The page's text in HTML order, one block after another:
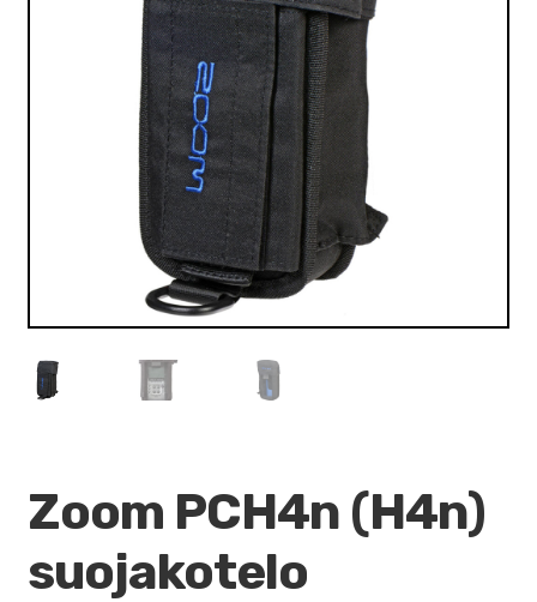
Zoom PCH4n (H4n)
suojakotelo